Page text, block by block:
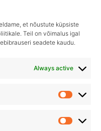
et nõustute küpsiste
Teil on võimalus igal
seadete kaudu.
Always active
sära–